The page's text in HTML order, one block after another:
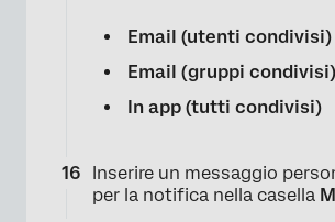
Email (utenti condivisi)
Email (gruppi condivisi)
In app (tutti condivisi)
Inserire un messaggio
per la notifica nella casella